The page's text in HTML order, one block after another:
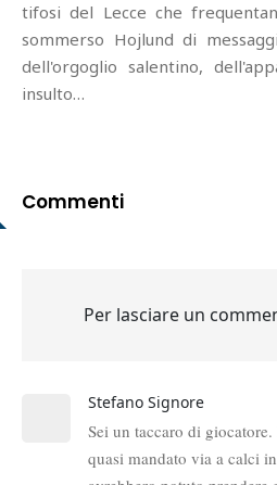
tifosi del Lecce che
sommerso Hojlund di
dell'orgoglio salentino,
insulto…
Commenti